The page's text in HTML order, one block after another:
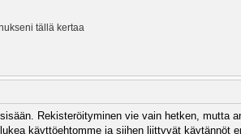
tällä kertaa
Rekisteröityminen vie vain hetken, mutta
käyttöehtomme ja siihen liittyvät käytännöt